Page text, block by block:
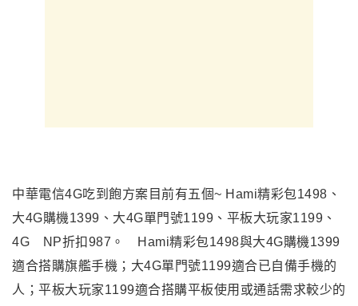
中華電信4G吃到飽方案目前有五個~ Hami精彩包1498 、
大4G購機1399、大4G單門號1199、平板大玩家1199、
4G NP折扣987。
Hami精彩包1498與大4G購機1399
適合搭購旗艦手機 ； 大4G單門號1199適合已自備手機的
人 ； 平板大玩家1199適合搭購平板使用或通話需求較少的